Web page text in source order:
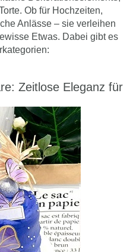
Ob für Hochzeiten,
Anlässe – sie verleihen
Etwas. Dabei gibt es
Zeitlose Eleganz für